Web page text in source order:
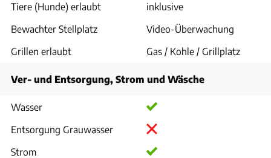
Tiere (Hunde) erlaubt
inklusive
Bewachter Stellplatz
Video-Überwachung
Grillen erlaubt
Gas / Kohle / Grillplatz
Ver- und Entsorgung, Strom und Wäsche
Wasser
Entsorgung Grauwasser
Strom